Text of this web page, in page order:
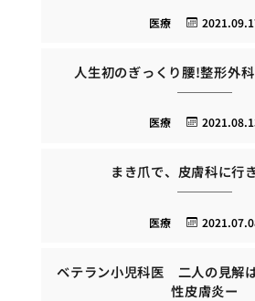
医療
人生初のぎっくり腰!整形外
医療
まき爪で、皮膚科に行
医療
ベテラン小児科医 二人の見解
性皮膚炎ー